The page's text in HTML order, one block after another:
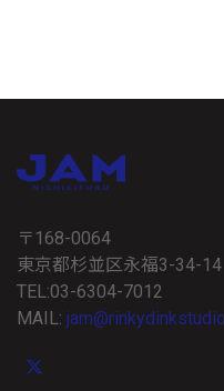
〒168-0064
東京都杉並区永福3-34-14
TEL:03-6304-7012
MAIL: